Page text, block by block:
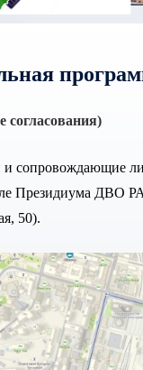
согласования)
сопровождающие
Президиума ДВО
50).